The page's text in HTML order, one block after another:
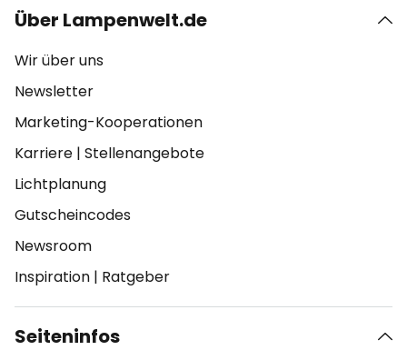
Über Lampenwelt.de
Wir über uns
Newsletter
Marketing-Kooperationen
Karriere | Stellenangebote
Lichtplanung
Gutscheincodes
Newsroom
Inspiration | Ratgeber
Seiteninfos